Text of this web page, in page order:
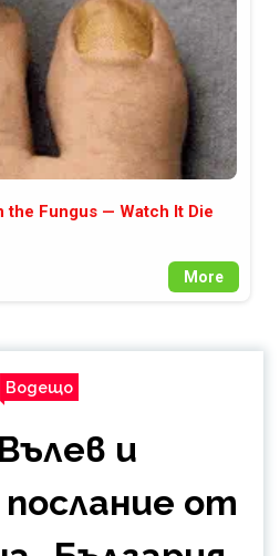
the Fungus — Watch It Die
More
Водещо
и
от